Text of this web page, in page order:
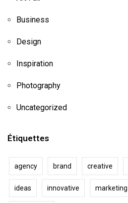
Business
Design
Inspiration
Photography
Uncategorized
Étiquettes
agency brand creative
ideas innovative marketing